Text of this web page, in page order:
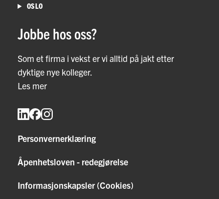
OSLO
Jobbe hos oss?
Som et firma i vekst er vi alltid på jakt etter
dyktige nye kolleger.
Les mer
Personvernerklæring
Åpenhetsloven - redegjørelse
Informasjonskapsler (Cookies)